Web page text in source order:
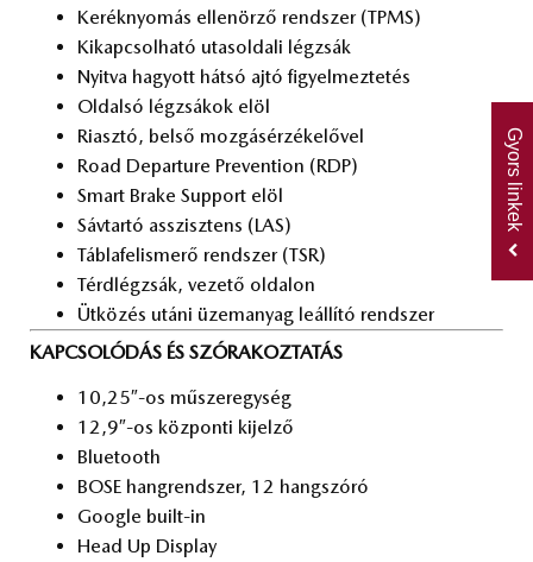
Gyors linkek
Ke­rék­nyo­más el­le­nör­ző rend­szer (TPMS)
Ki­kap­csol­ha­tó utas­ol­da­li lég­zsák
Nyit­va ha­gyott hát­só ajtó fi­gyel­mez­te­tés
Ol­dal­só lég­zsá­kok elöl
Ri­asz­tó, bel­ső moz­gás­ér­zé­ke­lő­vel
Road De­par­tu­re Pre­vent­ion (RDP)
Smart Brake Sup­port elöl
Sáv­tar­tó asszisz­tens (LAS)
Táb­la­fel­is­me­rő rend­szer (TSR)
Térd­lég­zsák, ve­ze­tő ol­da­lon
Üt­kö­zés utá­ni üzem­anyag le­ál­lí­tó rend­szer
KAPCSOLÓDÁS ÉS SZÓRAKOZTATÁS
10,25″-os mű­szer­egy­ség
12,9″-os köz­pon­ti ki­jel­ző
Blu­e­to­oth
BOSE hang­rend­szer, 12 hang­szó­ró
Go­og­le built-in
Head Up Disp­lay